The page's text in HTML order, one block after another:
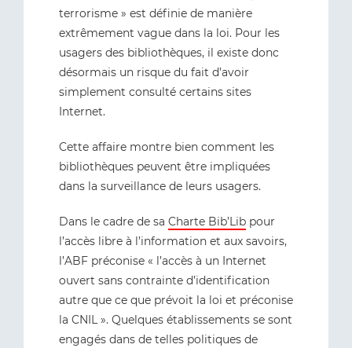
terrorisme » est définie de manière
extrêmement vague dans la loi. Pour les
usagers des bibliothèques, il existe donc
désormais un risque du fait d’avoir
simplement consulté certains sites
Internet.
Cette affaire montre bien comment les
bibliothèques peuvent être impliquées
dans la surveillance de leurs usagers.
Dans le cadre de sa Charte Bib’Lib pour
l’accès libre à l’information et aux savoirs,
l’ABF préconise « l’accès à un Internet
ouvert sans contrainte d’identification
autre que ce que prévoit la loi et préconise
la CNIL ». Quelques établissements se sont
engagés dans de telles politiques de